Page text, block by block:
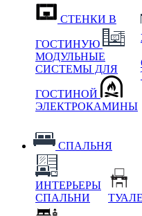
СТЕНКИ В
ГОСТИНУЮ
МОДУЛЬНЫЕ
СИСТЕМЫ ДЛЯ
ГОСТИНОЙ
ЭЛЕКТРОКАМИНЫ
СПАЛЬНЯ
ИНТЕРЬЕРЫ
СПАЛЬНИ